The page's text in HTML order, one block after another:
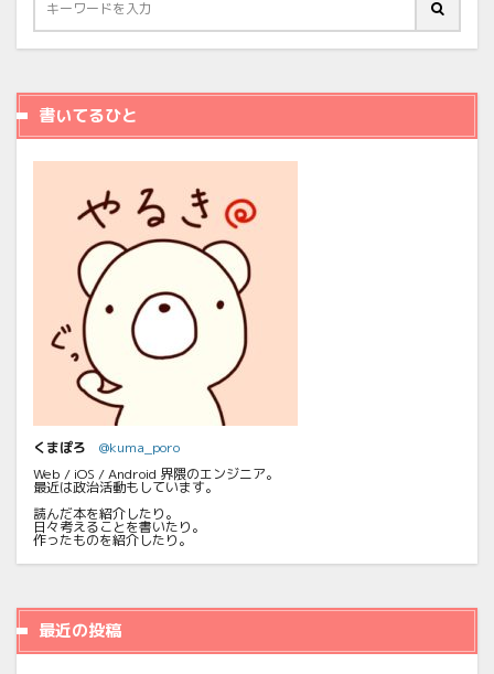
書いてるひと
くまぽろ
@kuma_poro
Web / iOS / Android 界隈のエンジニア。
最近は政治活動もしています。
読んだ本を紹介したり。
日々考えることを書いたり。
作ったものを紹介したり。
最近の投稿